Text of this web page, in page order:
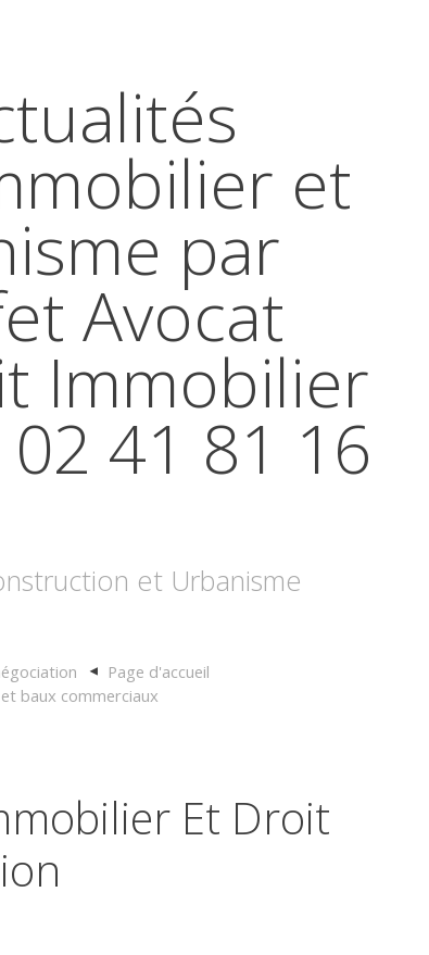
et
par
Avocat
Immobilier
41 81 16
et Urbanisme
Page d'accueil
baux commerciaux
Et Droit